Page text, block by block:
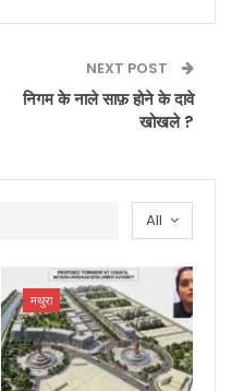
NEXT POST
निगम के नाले साफ़ होने के दावे
खोखले ?
All
मथुरा